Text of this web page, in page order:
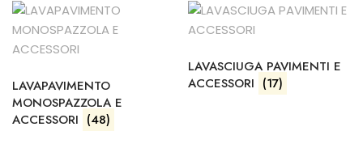
LAVAPAVIMENTO
MONOSPAZZOLA E
ACCESSORI (48)
LAVASCIUGA PAVIMENTI E
ACCESSORI (17)